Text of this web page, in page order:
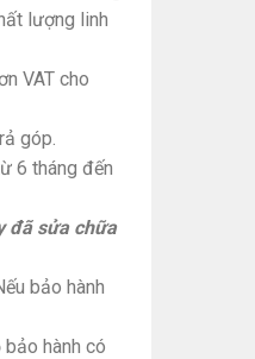
lượng linh
VAT cho
góp.
6 tháng đến
đã sửa chữa
bảo hành
hành có